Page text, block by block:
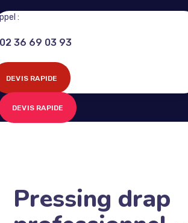
:
02 36 69 03 93
DEVIS RAPIDE
DEVIS RAPIDE
Pressing drap